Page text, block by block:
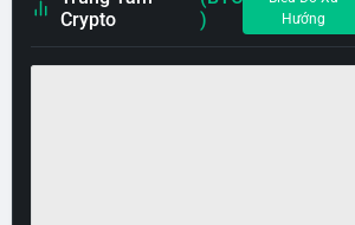
Crypto
)
Hướng